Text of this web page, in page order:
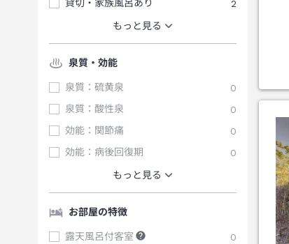
貸切・家族風呂あり
2
もっと見る
泉質・効能
泉質：硫黄泉
0
泉質：酸性泉
0
効能：関節痛
0
効能：病後回復期
0
もっと見る
お部屋の特徴
露天風呂付客室 0